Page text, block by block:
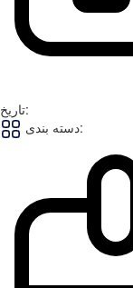
تاریخ:
دسته بندی: